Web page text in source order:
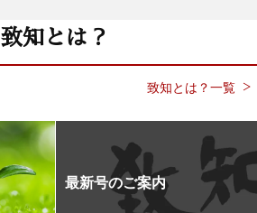
致知とは？
致知とは？一覧
最新号のご案内